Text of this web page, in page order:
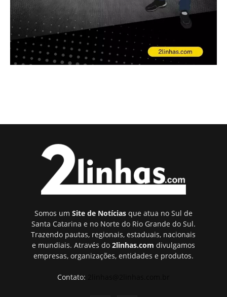
Somos um Site de Notíciasque atua no Sul de
Santa Catarina e no Norte do Rio Grande do Sul.
Trazendo pautas, regionais, estaduais, nacionais
e mundiais. Através do 2linhas.com divulgamos
empresas, organizações, entidades e produtos.
Contato: